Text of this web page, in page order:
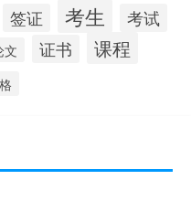
签证 考生 考试
文 证书 课程